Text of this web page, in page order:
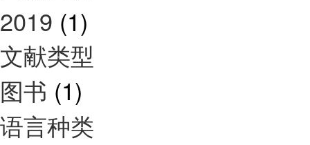
2019 (1)
文献类型
图书 (1)
语言种类